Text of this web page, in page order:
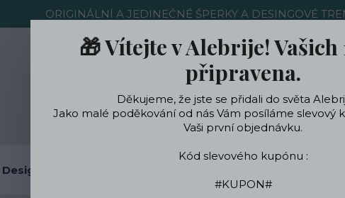
ORIGINÁLNÍ A JEDINEČNÉ ŠPERKY A DESINGOVÉ
Nákup u nás Kontakty Ochrana soukromí
Hledat
Designové oblečení a doplňky
🎁 Vítejte v Alebrije! Vašich
připravena.
Děkujeme, že jste se přidali do světa
Jako malé poděkování od nás Vám posíláme slevový
Vaši první objednávku.
Kód slevového kupónu :
#KUPON#